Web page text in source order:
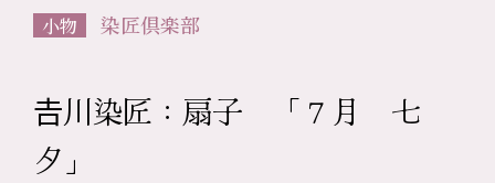
小物 染匠倶楽部
𠮷川染匠：扇子 「７月 七
夕」